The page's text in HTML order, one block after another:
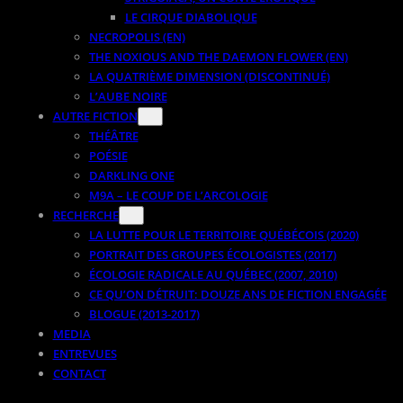
LE CIRQUE DIABOLIQUE
NECROPOLIS (EN)
THE NOXIOUS AND THE DAEMON FLOWER (EN)
LA QUATRIÈME DIMENSION (DISCONTINUÉ)
L’AUBE NOIRE
AUTRE FICTION
THÉÂTRE
POÉSIE
DARKLING ONE
M9A – LE COUP DE L’ARCOLOGIE
RECHERCHE
LA LUTTE POUR LE TERRITOIRE QUÉBÉCOIS (2020)
PORTRAIT DES GROUPES ÉCOLOGISTES (2017)
ÉCOLOGIE RADICALE AU QUÉBEC (2007, 2010)
CE QU’ON DÉTRUIT: DOUZE ANS DE FICTION ENGAGÉE
BLOGUE (2013-2017)
MEDIA
ENTREVUES
CONTACT